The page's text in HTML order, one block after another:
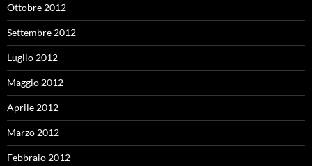
Ottobre 2012
Settembre 2012
Luglio 2012
Maggio 2012
Aprile 2012
Marzo 2012
Febbraio 2012